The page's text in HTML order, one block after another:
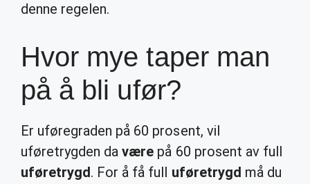
denne regelen.
Hvor mye taper man
på å bli ufør?
Er uføregraden på 60 prosent, vil
uføretrygden davære på 60 prosent av full
uføretrygd. For å få full uføretrygd må du